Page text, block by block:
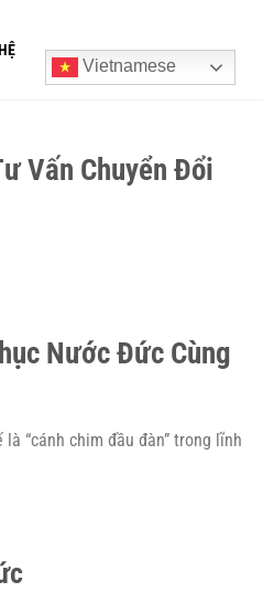
Vietnamese
Vấn Chuyển Đổi
Nước Đức Cùng
“cánh chim đầu đàn” trong lĩnh